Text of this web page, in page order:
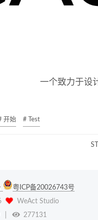
一个致力于设
开始 # Test
粤ICP备20026743号
WeAct Studio
277131